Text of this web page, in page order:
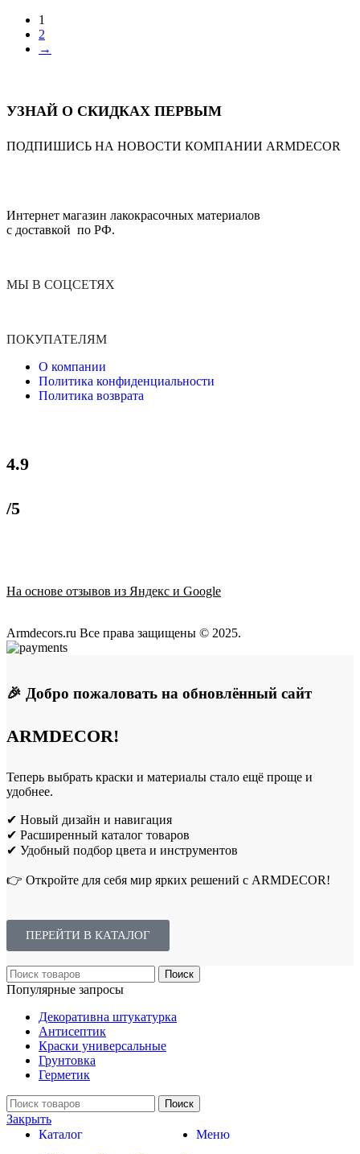
1
2
→
УЗНАЙ О СКИДКАХ ПЕРВЫМ
ПОДПИШИСЬ НА НОВОСТИ КОМПАНИИ ARMDECOR
Интернет магазин лакокрасочных материалов
с доставкой по РФ.
МЫ В СОЦСЕТЯХ
ПОКУПАТЕЛЯМ
О компании
Политика конфиденциальности
Политика возврата
4.9
/5
На основе отзывов из Яндекс и Google
Armdecors.ru Все права защищены © 2025. ​
🎉 Добро пожаловать на обновлённый сайт
ARMDECOR!
Теперь выбрать краски и материалы стало ещё проще и
удобнее.
✔ Новый дизайн и навигация
✔ Расширенный каталог товаров
✔ Удобный подбор цвета и инструментов
👉 Откройте для себя мир ярких решений с ARMDECOR!
ПЕРЕЙТИ В КАТАЛОГ
Поиск
Популярные запросы
Декоративна штукатурка
Антисептик
Краски универсальные
Грунтовка
Герметик
Поиск
Закрыть
Меню
Каталог